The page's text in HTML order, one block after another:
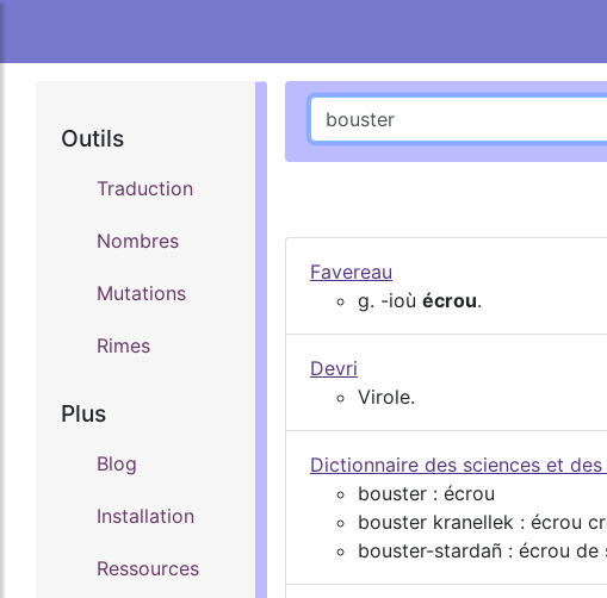
Outils
Traduction
Nombres
Mutations
Rimes
Plus
Blog
Installation
Ressources
Favereau
g. -ioù écrou.
Devri
Virole.
Dictionnaire des sciences et
bouster : écrou
bouster kranellek : écrou
bouster-stardañ : écrou de